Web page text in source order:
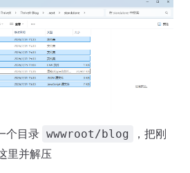
个目录 wwwroot/blog
，把刚
里并解压